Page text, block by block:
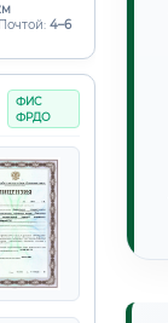
4–6
ФИС
ФРДО